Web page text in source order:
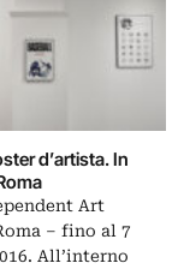
d’artista. In
Art
– fino al 7
All’interno